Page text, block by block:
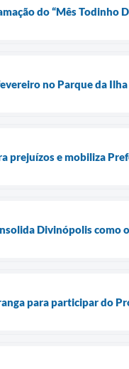
do “Mês Todinho
no Parque da Ilha
prejuízos e mobiliza
Divinópolis como
para participar do